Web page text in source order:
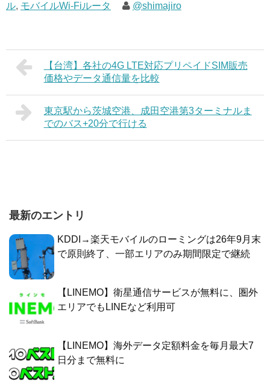
ル, モバイルWi-Fiルータ @shimajiro
【台湾】各社の4G LTE対応プリペイドSIM販売
価格やデータ通信量を比較
東京駅から茨城空港、成田空港第3ターミナルま
でのバス+20分で行ける
最新のエントリ
KDDI→楽天モバイルのローミングは26年9月末
で原則終了、一部エリアのみ期間限定で継続
【LINEMO】衛星通信サービスが無料に、圏外
エリアでもLINEなど利用可
【LINEMO】海外データ定額料金を毎月最大7
日分まで無料に